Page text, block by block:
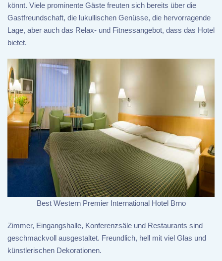
könnt. Viele prominente Gäste freuten sich bereits über die
Gastfreundschaft, die lukullischen Genüsse, die hervorragende
Lage, aber auch das Relax- und Fitnessangebot, dass das Hotel
bietet.
Best Western Premier International Hotel Brno
Zimmer, Eingangshalle, Konferenzsäle und Restaurants sind
geschmackvoll ausgestaltet. Freundlich, hell mit viel Glas und
künstlerischen Dekorationen.